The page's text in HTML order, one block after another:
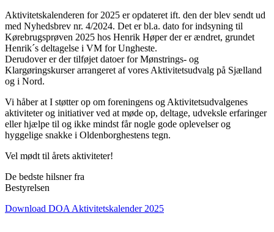
Aktivitetskalenderen for 2025 er opdateret ift. den der blev sendt ud
med Nyhedsbrev nr. 4/2024. Det er bl.a. dato for indsyning til
Kørebrugsprøven 2025 hos Henrik Høper der er ændret, grundet
Henrik´s deltagelse i VM for Ungheste.
Derudover er der tilføjet datoer for Mønstrings- og
Klargøringskurser arrangeret af vores Aktivitetsudvalg på Sjælland
og i Nord.
Vi håber at I støtter op om foreningens og Aktivitetsudvalgenes
aktiviteter og initiativer ved at møde op, deltage, udveksle erfaringer
eller hjælpe til og ikke mindst får nogle gode oplevelser og
hyggelige snakke i Oldenborghestens tegn.
Vel mødt til årets aktiviteter!
De bedste hilsner fra
Bestyrelsen
Download DOA Aktivitetskalender 2025